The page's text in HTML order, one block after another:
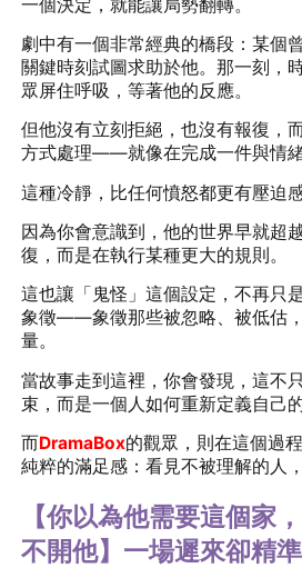
一個決定，就能讓局勢翻轉。
劇中有一個非常經典的橋段：某個
關鍵時刻試圖求助於他。那一刻，
眾屏住呼吸，等著他的反應。
但他沒有立刻拒絕，也沒有報復，
方式處理——就像在完成一件與情緒
這種冷靜，比任何憤怒都更有壓迫感
因為你會意識到，他的世界早就超
復，而是在執行某種更大的規則。
這也讓「鬼怪」這個設定，不再只
象徵——象徵那些被忽略、被低估
量。
當故事走到這裡，你會發現，這不
束，而是一個人如何重新定義自己的
而DramaBox的觀眾，則在這個過
純粹的滿足感：看見不被理解的人
【你以為他需要這個家
不開他】一場遲來卻精